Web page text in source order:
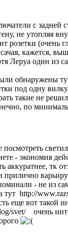
с задней
не утопляя
розетки (очень
кажется,
Леруа один из
обнаружены
под одну
такие не
по
- экономия
аккуратнее, тк
прилично
- не из
тут http://
еще вот такой
svet/очень